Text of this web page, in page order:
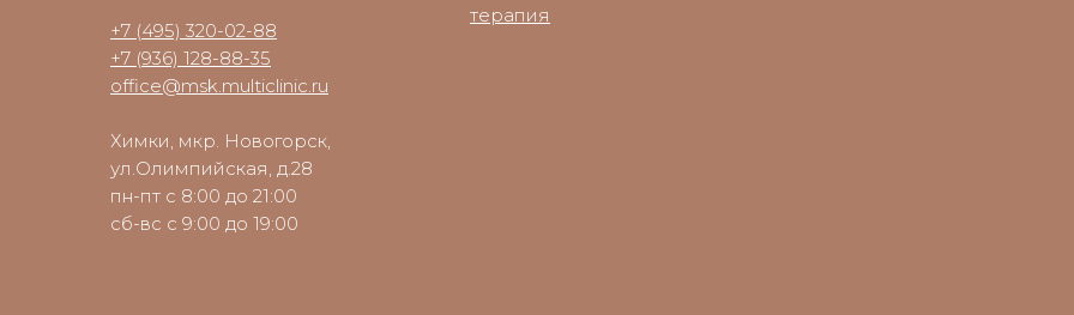
+7 (495) 320-02-88
+7 (936) 128-88-35
office@msk.multiclinic.ru
Химки, мкр. Новогорск,
ул.Олимпийская, д.28
пн-пт с 8:00 до 21:00
сб-вс с 9:00 до 19:00
терапия